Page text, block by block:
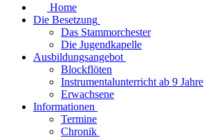
Home
Die Besetzung
Das Stammorchester
Die Jugendkapelle
Ausbildungsangebot
Blockflöten
Instrumentalunterricht ab 9 Jahre
Erwachsene
Informationen
Termine
Chronik